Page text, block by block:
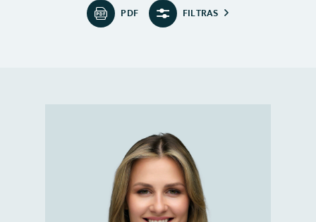
PDF FILTRAS